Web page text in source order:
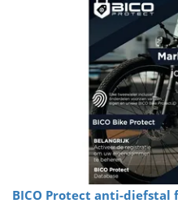
BICO Protect anti-diefstal